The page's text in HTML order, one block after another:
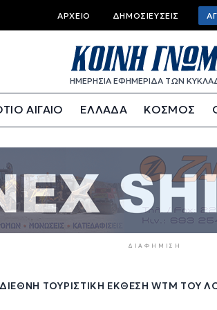
Top
bar
menu
ΑΡΧΕΊΟ ΔΗΜΟΣΙΕΎΣΕΙΣ
ΗΜΕΡΗΣΙΑ ΕΦΗΜΕΡΙΔΑ ΤΩΝ
ΑΙΓΑΙΟ ΕΛΛΑΔΑ ΚΟΣΜΟΣ
ΔΙΑΦΉΜΙΣΗ
ΤΟΥΡΙΣΤΙΚΉ ΈΚΘΕΣΗ WTM ΤΟΥ